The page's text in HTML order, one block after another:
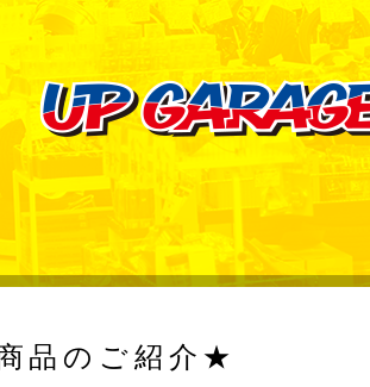
品のご紹介★